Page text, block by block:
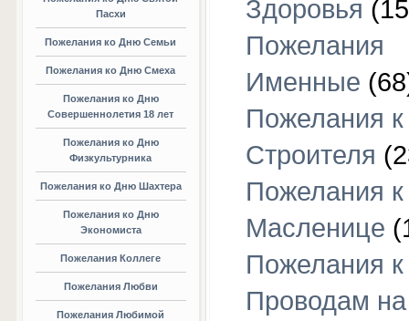
Пасхи
Пожелания ко Дню Семьи
Пожелания ко Дню Смеха
Пожелания ко Дню
Совершеннолетия 18 лет
Пожелания ко Дню
Физкультурника
Пожелания ко Дню Шахтера
Пожелания ко Дню
Экономиста
Пожелания Коллеге
Пожелания Любви
Пожелания Любимой
Здоровья
Пожелания
Именные
Пожелания
Строителя
Пожелания к
Масленице
Пожелания к
Проводам на